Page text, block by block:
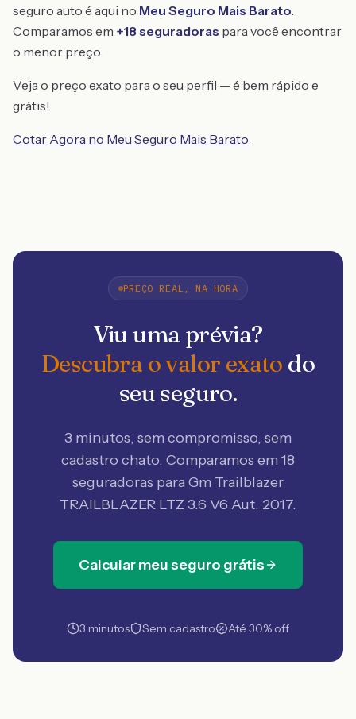
seguro auto é aqui no Meu Seguro Mais Barato.
Comparamos em +18 seguradoras para você encontrar
o menor preço.
Veja o preço exato para o seu perfil — é bem rápido e
grátis!
Cotar Agora no Meu Seguro Mais Barato
PREÇO REAL, NA HORA
Viu uma prévia?
Descubra o valor exato do
seu seguro.
3 minutos, sem compromisso, sem
cadastro chato. Comparamos em 18
seguradoras para Gm Trailblazer
TRAILBLAZER LTZ 3.6 V6 Aut. 2017.
Calcular meu seguro grátis
3 minutos Sem cadastro Até 30% off